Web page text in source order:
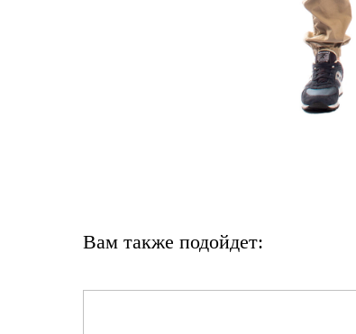
Вам также подойдет: